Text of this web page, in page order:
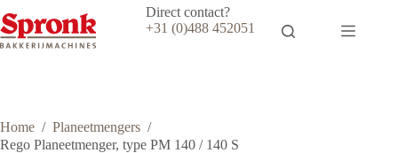
naar
de
Direct contact?
+31 (0)488 452051
Home / Planeetmengers /
Rego Planeetmenger, type PM 140 / 140 S